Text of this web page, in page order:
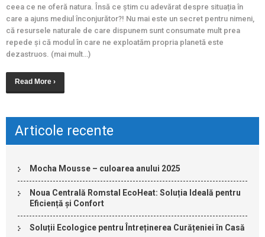
ceea ce ne oferă natura. Însă ce știm cu adevărat despre situația în
care a ajuns mediul înconjurător?! Nu mai este un secret pentru nimeni,
că resursele naturale de care dispunem sunt consumate mult prea
repede și că modul în care ne exploatăm propria planetă este
dezastruos. (mai mult…)
Read More ›
Articole recente
Mocha Mousse – culoarea anului 2025
Noua Centrală Romstal EcoHeat: Soluția Ideală pentru
Eficiență și Confort
Soluții Ecologice pentru Întreținerea Curățeniei în Casă